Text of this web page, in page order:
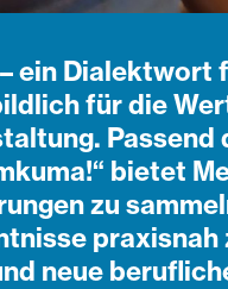
ein Dialektwort
für die
Passend
bietet
zu
neue